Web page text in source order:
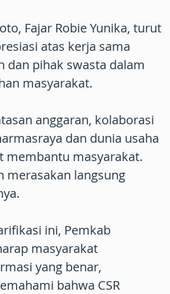
Fajar Robie Yunika, turut
atas kerja sama
dan pihak swasta dalam
masyarakat.
anggaran, kolaborasi
dan dunia usaha
membantu masyarakat.
merasakan langsung
ini, Pemkab
masyarakat
yang benar,
bahwa CSR